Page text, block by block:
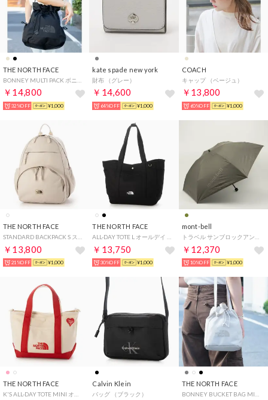
THE NORTH FACE
￥14,800
32%OFF ¥1,000
kate spade new york
財布 （グレー）
￥14,600
64%OFF ¥1,000
COACH
キャップ （ベージュ）
￥13,800
60%OFF ¥1,000
THE NORTH FACE
￥13,800
21%OFF ¥1,000
THE NORTH FACE
￥13,750
30%OFF ¥1,000
mont-bell
￥12,370
10%OFF ¥1,000
THE NORTH FACE Calvin Klein
バッグ （ブラック）
THE NORTH FACE